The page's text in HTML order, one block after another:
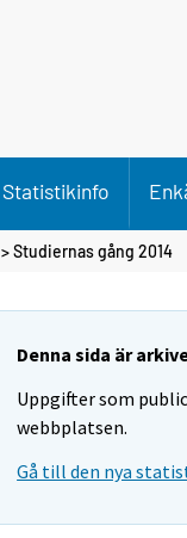
Statistikinfo
> Studiernas gång 2014
Denna sida är
Uppgifter som
webbplatsen.
Gå till den nya